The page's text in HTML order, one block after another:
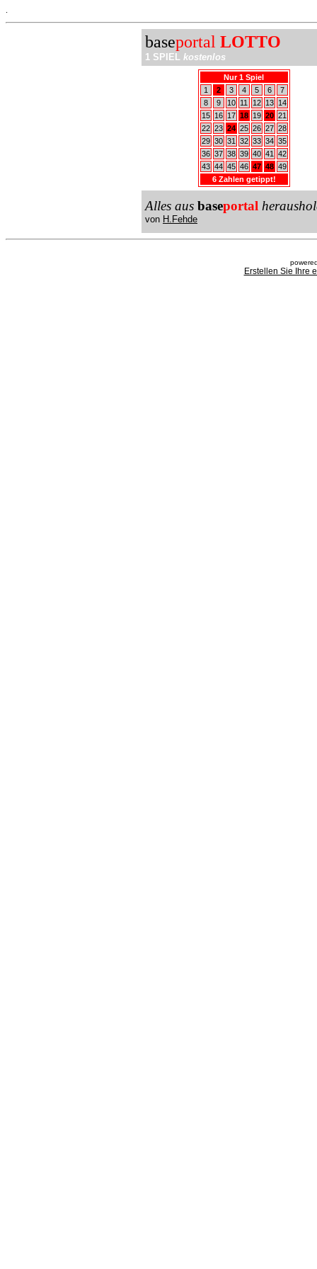
baseportal LOTTO
1 SPIEL kostenlos
Nur 1 Spiel
1
2 3 4 5 6
7
8
9 10 11 12 13
14
15
16 17 18 19 20 21
22 23 24 25 26 27 28
29 30 31 32 33 34 35
36 37 38 39 40 41
42
43 44 45 46 47 48 49
6 Zahlen getippt!
Alles aus baseportal
von H.Fehde
Erstellen Sie Ihre